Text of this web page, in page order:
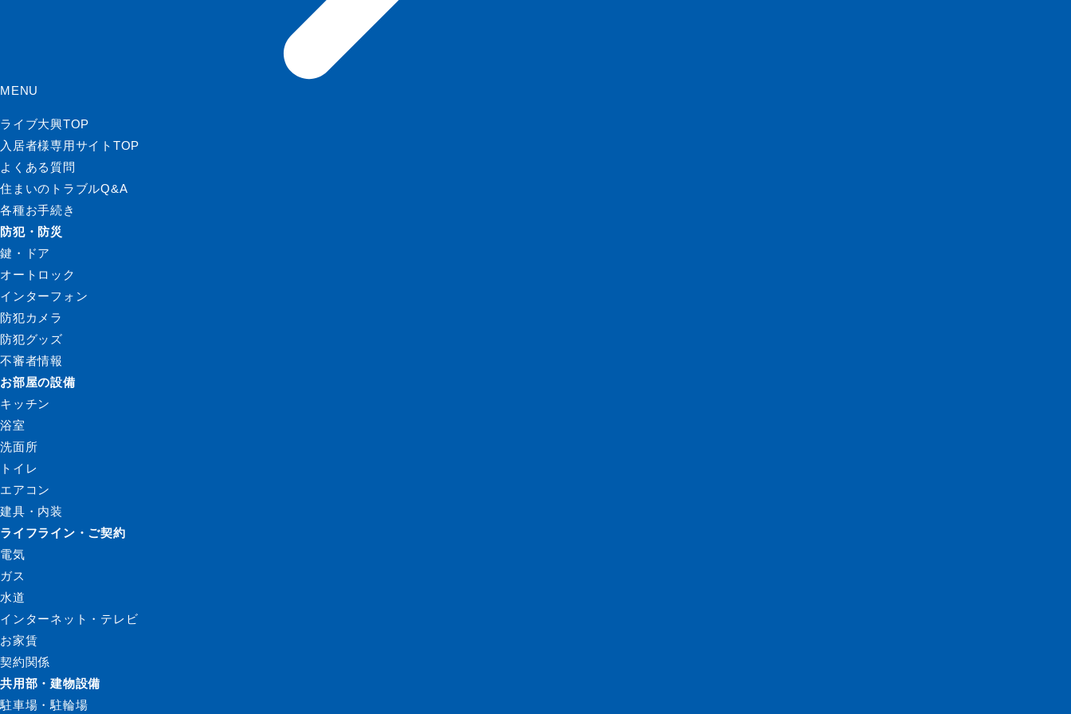
MENU
ライブ大興TOP
入居者様専用サイトTOP
よくある質問
住まいのトラブルQ&A
各種お手続き
防犯・防災
鍵・ドア
オートロック
インターフォン
防犯カメラ
防犯グッズ
不審者情報
お部屋の設備
キッチン
浴室
洗面所
トイレ
エアコン
建具・内装
ライフライン・ご契約
電気
ガス
水道
インターネット・テレビ
お家賃
契約関係
共用部・建物設備
駐車場・駐輪場